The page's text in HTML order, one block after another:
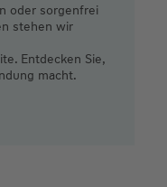
oder sorgenfrei
stehen wir
Entdecken Sie,
macht.